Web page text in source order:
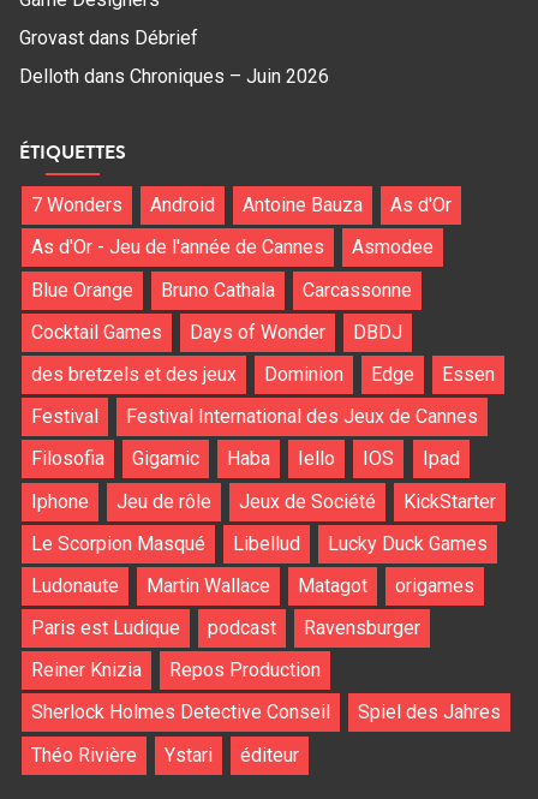
Grovast dans Débrief
Delloth dans Chroniques – Juin 2026
ÉTIQUETTES
7 Wonders Android Antoine Bauza
As d'Or
As d'Or - Jeu de l'année de Cannes
Asmodee
Blue Orange
Bruno Cathala
Carcassonne
Cocktail Games
Days of Wonder
DBDJ
des bretzels et des jeux
Dominion Edge
Essen
Festival
Festival International des Jeux de Cannes
Filosofia
Gigamic Haba Iello IOS
Ipad
Iphone
Jeu de rôle Jeux de Société
KickStarter
Le Scorpion Masqué
Libellud
Lucky Duck Games
Ludonaute
Martin Wallace Matagot
origames
Paris est Ludique
podcast
Ravensburger
Reiner Knizia
Repos Production
Sherlock Holmes Detective Conseil
Spiel des Jahres
Théo Rivière
Ystari éditeur